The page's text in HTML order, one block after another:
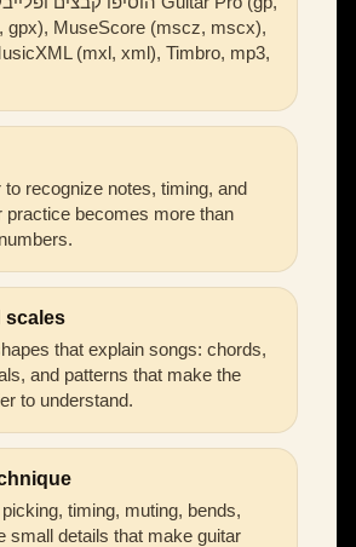
gpx), MuseScore (mscz, mscx),
(mxl, xml), Timbro, mp3,
to recognize notes, timing, and
practice becomes more than
scales
that explain songs: chords,
and patterns that make the
to understand.
timing, muting, bends,
small details that make guitar